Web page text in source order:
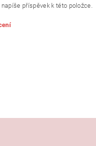
příspěvek k této položce.